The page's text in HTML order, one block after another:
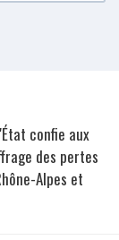
confie aux
des pertes
Alpes et